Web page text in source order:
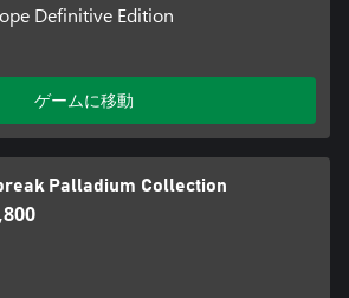
Definitive Edition
ゲームに移動
Palladium Collection